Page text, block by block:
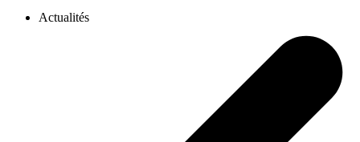
Actualités